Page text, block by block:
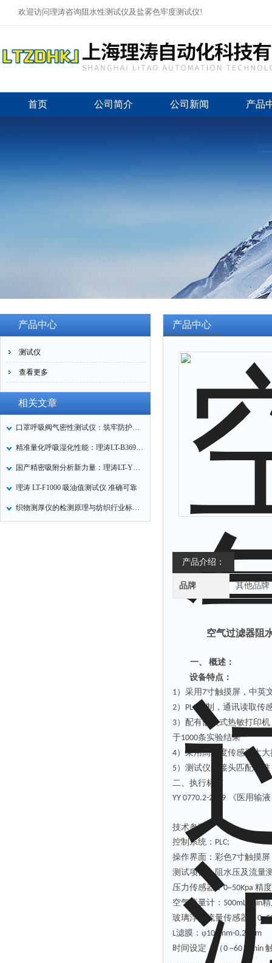
欢迎访问理涛咨询阻水性测试仪及盐雾色牢度测试仪!
首页 公司简介 公司新闻 产品
产品中心
测试仪
查看更多
相关文章
口罩呼吸阀气密性测试仪：筑牢防护口罩的质量关卡
精准量化呼吸湿化性能：理涛LT-B369湿化器数据采集装置技术解析
国产精密吸附分析新力量：理涛LT-Y019A全自动高压吸附仪的性能与应用解析
理涛 LT-F1000 吸油值测试仪 准确可靠
织物测厚仪的检测原理与纺织行业标准化应用
产品中心
产品介绍：
品牌 其他品牌
空气过滤器阻
一、 概述：
设备特点：
1） 采用7寸触摸屏，中英
2） PLC
控制，通讯读取传
3）配有嵌入式热敏打印
于1000条实验结果
4）采用高精度传感器大
5）测试仪表接头匹配标准
二、执行标准
YY 0770.2-2009
《医用输
技术参数
控制系统： PLC;
操作界面：彩色7寸触摸
测试项目：阻水压及流量
压力传感器：0~50Kpa 精
空气流量计： 500mL/min
玻璃浮球
流量传感器：
L滤膜：φ100mm-0.22
m
时间设定：（0 ~60） min